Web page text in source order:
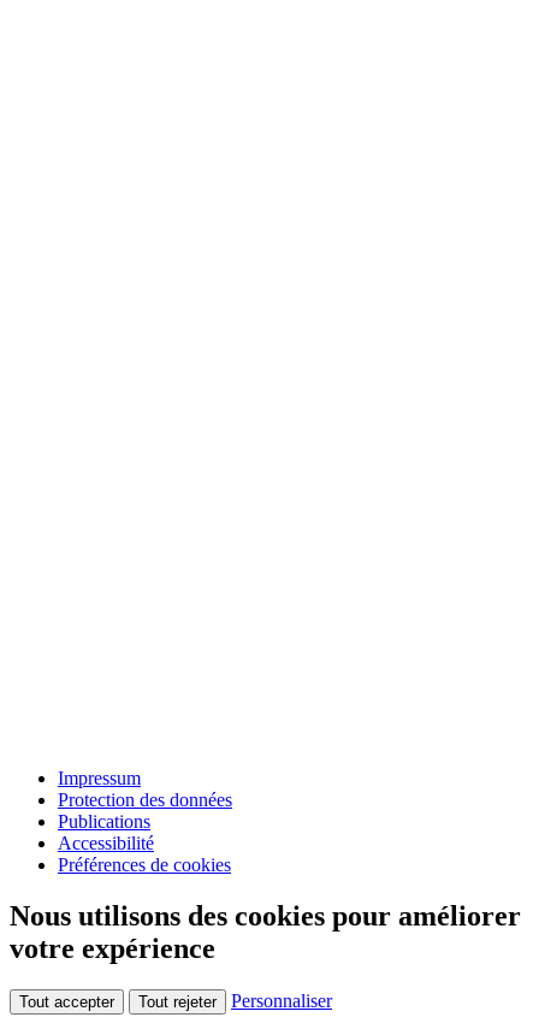
Impressum
Protection des données
Publications
Accessibilité
Préférences de cookies
Nous utilisons des cookies pour améliorer
votre expérience
Tout accepter Tout rejeter Personnaliser